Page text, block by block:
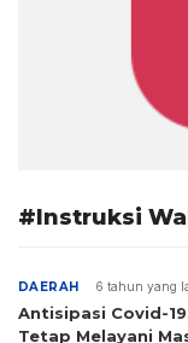
#Instruksi
DAERAH 6 tahun yang
Antisipasi Covid-
Tetap Melayani